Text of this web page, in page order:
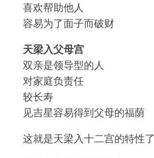
喜欢帮助他人
容易为了面子而破财
天梁入父母宫
双亲是领导型的人
对家庭负责任
较长寿
见吉星容易得到父母的福荫
这就是天梁入十二宫的特性了